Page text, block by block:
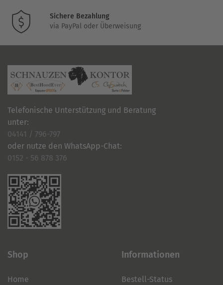
Sichere Bezahlung
via PayPal oder Überweisung
Telefonische Unterstützung und Beratung
unter:
04141 / 796-797
oder nutze den WhatsApp-Chat:
0152 - 56 878 376
Shop
Home
Informationen
Bestell-Status